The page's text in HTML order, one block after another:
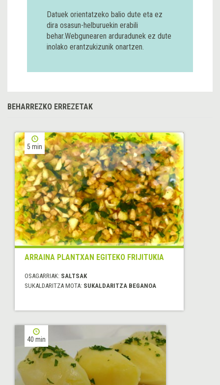
Datuek orientatzeko balio dute eta ez
dira osasun-helburuekin erabili
behar.Webgunearen arduradunek ez dute
inolako erantzukizunik onartzen.
BEHARREZKO ERREZETAK
5 min
ARRAINA PLANTXAN EGITEKO FRIJITUKIA
OSAGARRIAK: SALTSAK
SUKALDARITZA MOTA: SUKALDARITZA BEGANOA
40 min